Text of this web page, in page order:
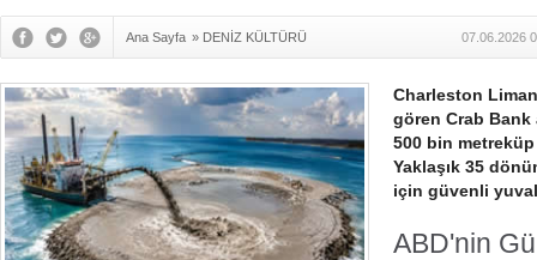
Ana Sayfa » DENİZ KÜLTÜRÜ 07.06.2026
Charleston
gören Crab Bank
500 bin
Yaklaşık 35
için güvenli
ABD'nin